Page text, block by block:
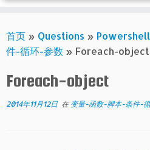
首页 » Questions »
件-循环-参数 » Foreach-object
Foreach-object
2014年11月12日 在 变量-函数-脚本-条件-